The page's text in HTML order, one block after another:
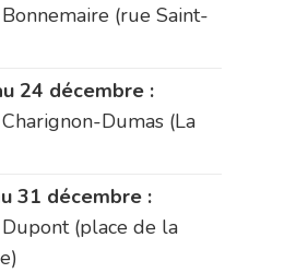
(rue Saint-
24 décembre :
Dumas (La
31 décembre :
(place de la